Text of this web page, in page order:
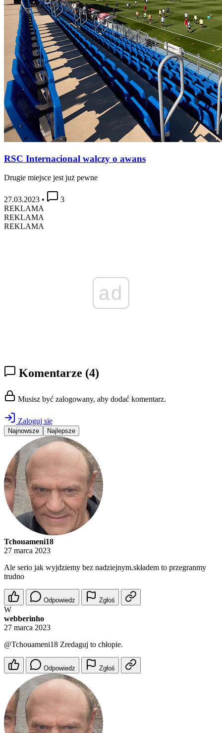
RSC Internacional walczy o awans
Drugie miejsce jest już pewne
27.03.2023 •
3
REKLAMA
REKLAMA
REKLAMA
ad
Komentarze (4)
Musisz być zalogowany, aby dodać komentarz.
Zaloguj się
Najnowsze Najlepsze
Tchouameni18
27 marca 2023
Ale serio jak wyjdziemy bez nadziejnym.składem to przegranmy
trudno
Odpowiedz Zgłoś
W
webberinho
27 marca 2023
@Tchouameni18 Zredaguj to chłopie.
Odpowiedz Zgłoś